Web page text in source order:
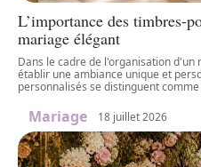
L’importance des timbres-
mariage élégant
Dans le cadre de l'organisation
établir une ambiance unique et
personnalisés se distinguent
Mariage 18 juillet 2026